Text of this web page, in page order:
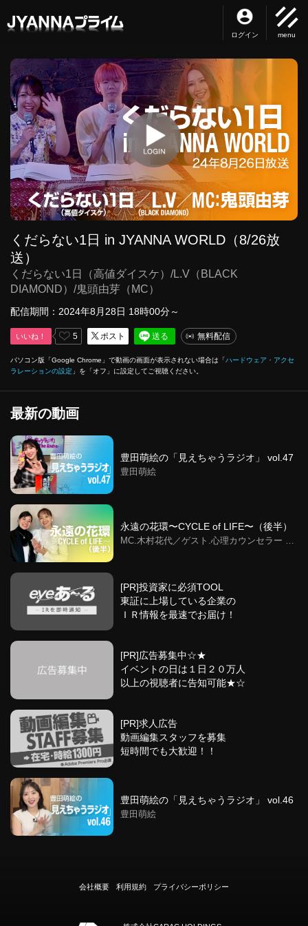
ログイン
くだらない1日 in JYANNA WORLD（8/26放
送）
くだらない1日（高値ダイスケ）/L.V（BLACK
DIAMOND）/鬼頭由芽（MC）
配信期間：2024年8月28日 18時00分～
いいね！ 5 ポスト 送る 無料配信
パソコン版「Google Chrome」で動画の画面が表示されない場合は「ハードウェア・アクセ
ラレーションの設定 」を「オフ」に設定してご視聴ください。
最新の動画
豊田萌絵の「見えちゃうラジオ」 vol.47
豊田萌絵
永遠の花環〜CYCLE of LIFE〜（後半）
MC.木村花代／ゲスト.心理カウンセラー 西
[PR]投資家に必須TOOL
東証に上場している企業の
ＩＲ情報を最速でお届け！
[PR]広告募集中☆★
イベントの日は１日２０万人
以上の視聴者に告知可能★☆
[PR]求人広告
動画編集スタッフを募集
短時間でも大歓迎！！
豊田萌絵の「見えちゃうラジオ」 vol.46
豊田萌絵
会社概要 利用規約 プライバシーポリシー
menu